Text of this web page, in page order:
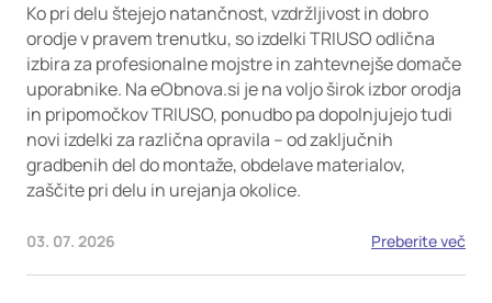
Ko pri delu štejejo natančnost, vzdržljivost in dobro
orodje v pravem trenutku, so izdelki TRIUSO odlična
izbira za profesionalne mojstre in zahtevnejše domače
uporabnike. Na eObnova.si je na voljo širok izbor orodja
in pripomočkov TRIUSO, ponudbo pa dopolnjujejo tudi
novi izdelki za različna opravila – od zaključnih
gradbenih del do montaže, obdelave materialov,
zaščite pri delu in urejanja okolice.
03. 07. 2026 Preberite več